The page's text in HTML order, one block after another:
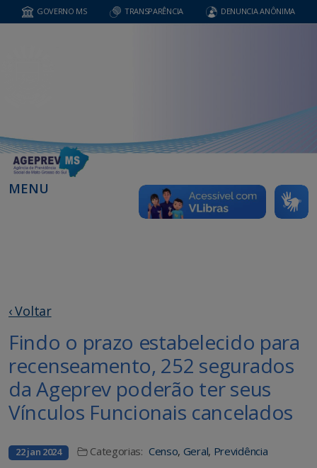
GOVERNO MS TRANSPARÊNCIA DENUNCIA ANÔNIMA
MENU
‹ Voltar
Findo o prazo estabelecido para
recenseamento, 252 segurados
da Ageprev poderão ter seus
Vínculos Funcionais cancelados
22 jan 2024 Categorias: Censo, Geral, Previdência